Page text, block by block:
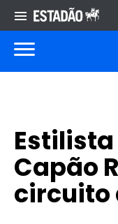
Capão
circuito